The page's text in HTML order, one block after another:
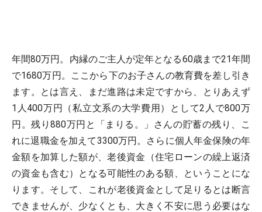
年間80万円。内縁のご主人が定年となる60歳まで21年間
で1680万円。ここから下のお子さんの教育費を差し引き
ます。とは言え、まだ進路は未定ですから、とりあえず
1人400万円（私立文系の大学費用）として2人で800万
円。残り880万円と「まりる。」さんの貯蓄の残り、こ
れに退職金を加えて3300万円。さらに個人年金保険の年
金額を加算した額が、老後資金（住宅ローンの繰上返済
の資金も含む）となる可能性のある額、ということにな
ります。そして、これが老後資金として足りるとは断言
できませんが、少なくとも、大きく不安に思う必要はな